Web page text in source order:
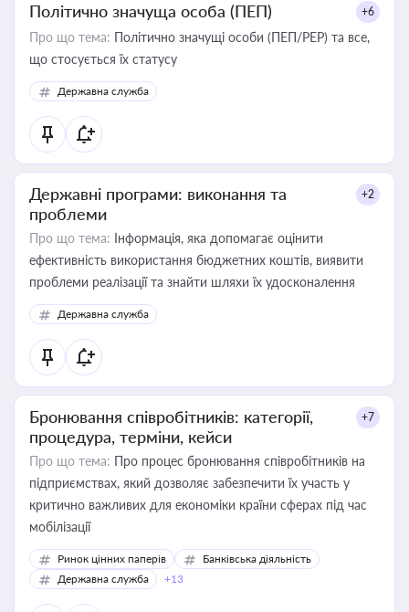
Політично значуща особа (ПЕП) +6
Про що тема: Політично значущі особи (ПЕП/PEP) та все,
що стосується їх статусу
Державна служба
Державні програми: виконання та
проблеми
+2
Про що тема: Інформація, яка допомагає оцінити
ефективність використання бюджетних коштів, виявити
проблеми реалізації та знайти шляхи їх удосконалення
Державна служба
Бронювання співробітників: категорії,
процедура, терміни, кейси
+7
Про що тема: Про процес бронювання співробітників на
підприємствах, який дозволяє забезпечити їх участь у
критично важливих для економіки країни сферах під час
мобілізації
Ринок цінних паперів
Банківська діяльність
Державна служба
+13